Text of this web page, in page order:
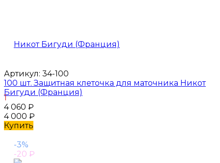
Артикул: 34-100
100 шт. Защитная клеточка для маточника Никот
Бигуди (Франция)
1
4 060 ₽
4 000 ₽
Купить
-3%
-20 ₽